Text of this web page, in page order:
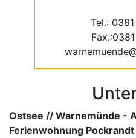
Tel.:
Ostsee // Warnemünde -
Ferienwohnung Pockrandt